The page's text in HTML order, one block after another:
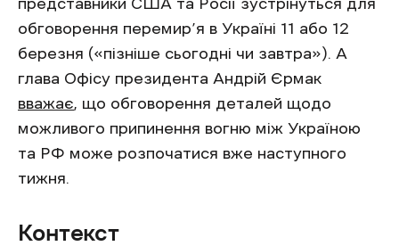
представники США та Росії зустрінуться для
обговорення перемир’я в Україні 11 або 12
березня («пізніше сьогодні чи завтра»). А
глава Офісу президента Андрій Єрмак
вважає, що обговорення деталей щодо
можливого припинення вогню між Україною
та РФ може розпочатися вже наступного
тижня.
Контекст